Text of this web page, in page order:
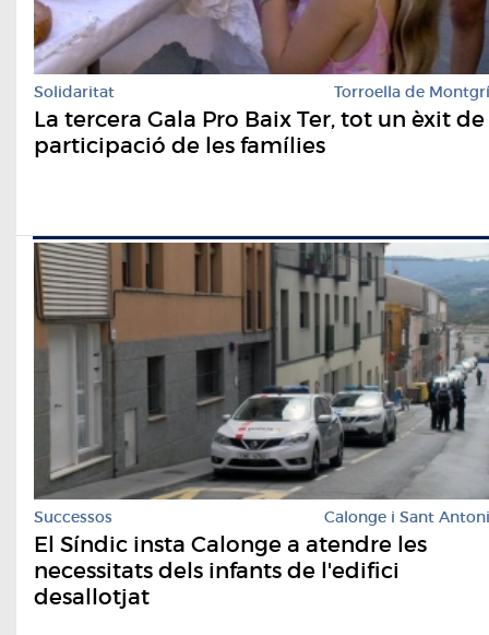
Solidaritat Torroella de Montgrí
La tercera Gala Pro Baix Ter, tot un èxit de
participació de les famílies
Successos Calonge i Sant Antoni
El Síndic insta Calonge a atendre les
necessitats dels infants de l'edifici
desallotjat